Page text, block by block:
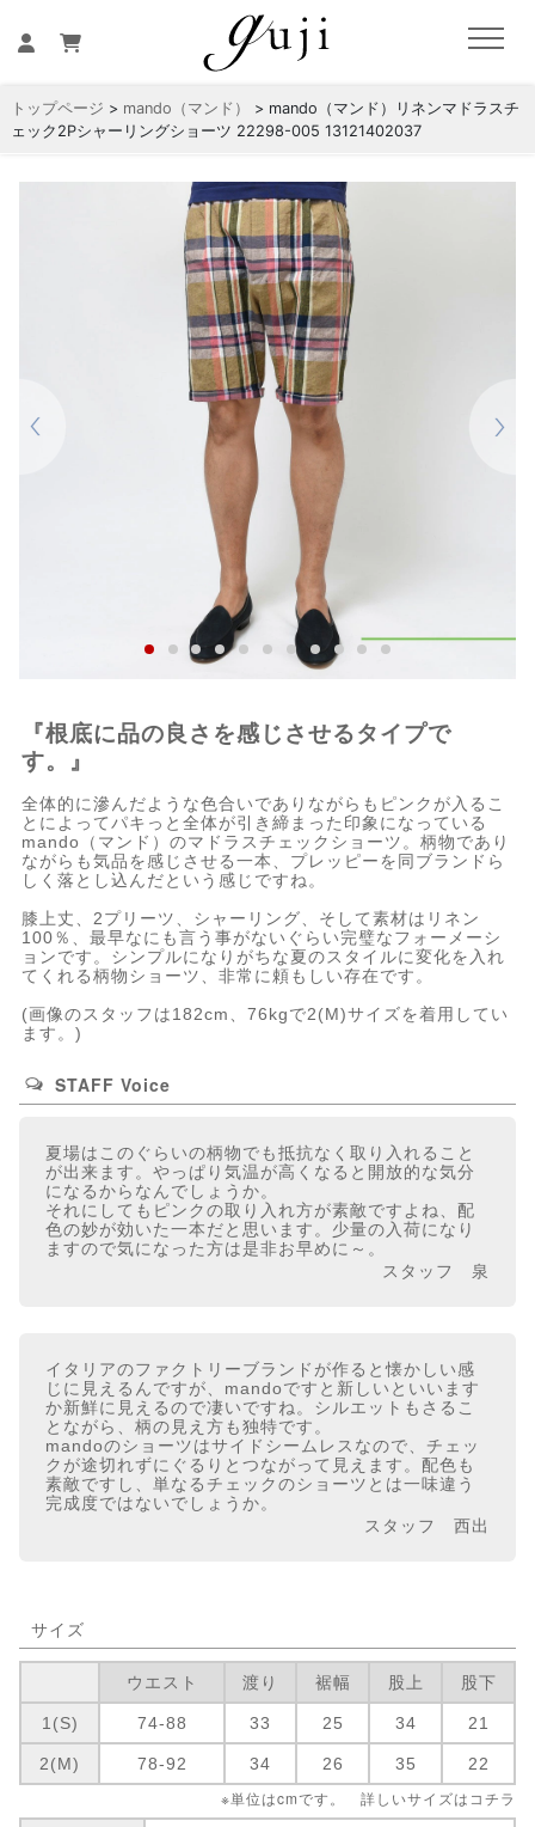
トップページ > mando（マンド）
> mando（マンド）リネンマドラスチ
ェック2Pシャーリングショーツ 22298-005 13121402037
『根底に品の良さを感じさせるタイプで
す。』
全体的に滲んだような色合いでありながらもピンクが入るこ
とによってパキっと全体が引き締まった印象になっている
mando（マンド）のマドラスチェックショーツ。柄物であり
ながらも気品を感じさせる一本、プレッピーを同ブランドら
しく落とし込んだという感じですね。
膝上丈、2プリーツ、シャーリング、そして素材はリネン
100％、最早なにも言う事がないぐらい完璧なフォーメーシ
ョンです。シンプルになりがちな夏のスタイルに変化を入れ
てくれる柄物ショーツ、非常に頼もしい存在です。
(画像のスタッフは182cm、76kgで2(M)サイズを着用してい
ます。)
STAFF Voice
夏場はこのぐらいの柄物でも抵抗なく取り入れること
が出来ます。やっぱり気温が高くなると開放的な気分
になるからなんでしょうか。
それにしてもピンクの取り入れ方が素敵ですよね、配
色の妙が効いた一本だと思います。少量の入荷になり
ますので気になった方は是非お早めに～。
スタッフ 泉
イタリアのファクトリーブランドが作ると懐かしい感
じに見えるんですが、mandoですと新しいといいます
か新鮮に見えるので凄いですね。シルエットもさるこ
とながら、柄の見え方も独特です。
mandoのショーツはサイドシームレスなので、チェッ
クが途切れずにぐるりとつながって見えます。配色も
素敵ですし、単なるチェックのショーツとは一味違う
完成度ではないでしょうか。
スタッフ 西出
サイズ
ウエスト 渡り 裾幅 股上 股下
1(S) 74-88 33 25 34 21
2(M) 78-92 34 26 35 22
※単位はcmです。 詳しいサイズは コチラ